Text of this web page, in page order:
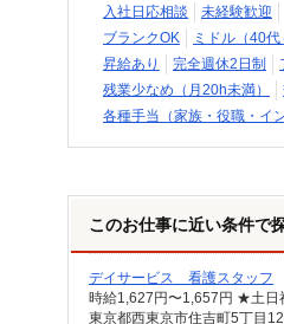
入社日応相談
未経験歓迎
ブランクOK
ミドル（40
昇給あり
完全週休2日制
残業少なめ（月20h未満）
各種手当（家族・役職・イ
このお仕事に近い条件で
デイサービス 看護スタッフ
時給1,627円〜1,657円 ★土日
東京都西東京市住吉町5丁目